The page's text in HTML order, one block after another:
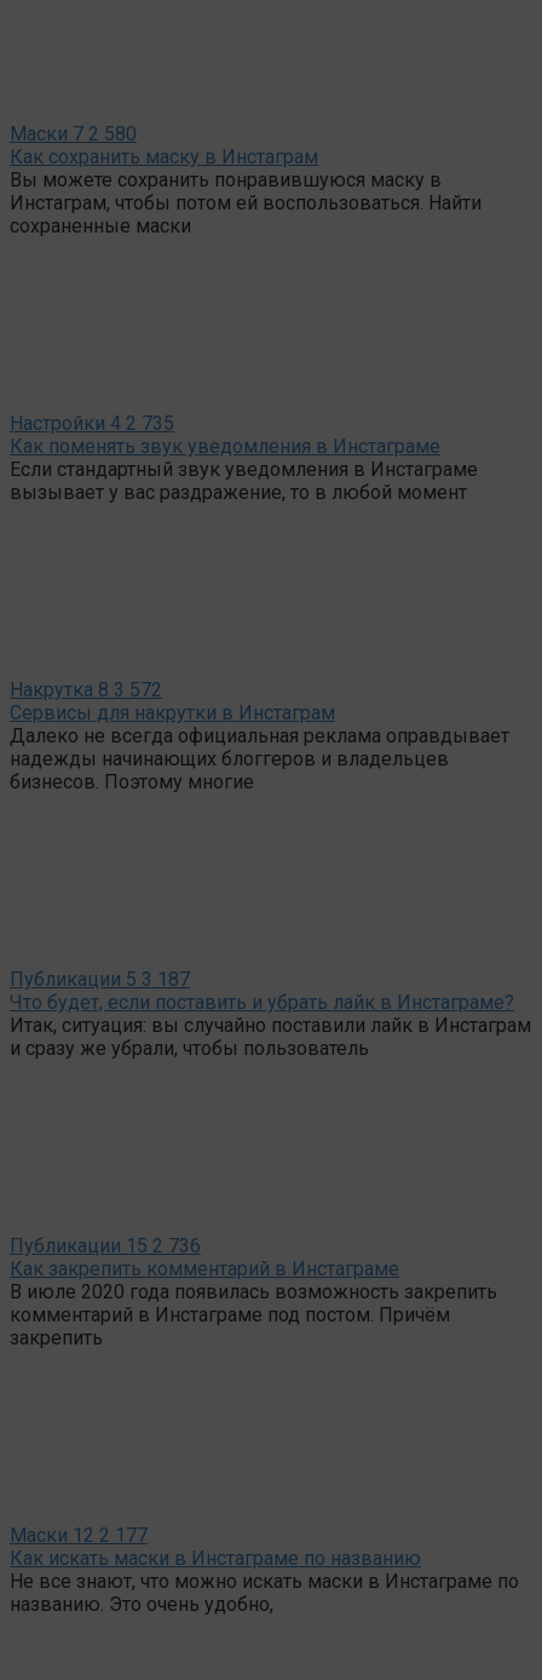
Маски 7 2 580
Как сохранить маску в Инстаграм
Вы можете сохранить понравившуюся маску в
Инстаграм, чтобы потом ей воспользоваться. Найти
сохраненные маски
Настройки 4 2 735
Как поменять звук уведомления в Инстаграме
Если стандартный звук уведомления в Инстаграме
вызывает у вас раздражение, то в любой момент
Накрутка 8 3 572
Сервисы для накрутки в Инстаграм
Далеко не всегда официальная реклама оправдывает
надежды начинающих блоггеров и владельцев
бизнесов. Поэтому многие
Публикации 5 3 187
Что будет, если поставить и убрать лайк в Инстаграме?
Итак, ситуация: вы случайно поставили лайк в Инстаграм
и сразу же убрали, чтобы пользователь
Публикации 15 2 736
Как закрепить комментарий в Инстаграме
В июле 2020 года появилась возможность закрепить
комментарий в Инстаграме под постом. Причём
закрепить
Маски 12 2 177
Как искать маски в Инстаграме по названию
Не все знают, что можно искать маски в Инстаграме по
названию. Это очень удобно,